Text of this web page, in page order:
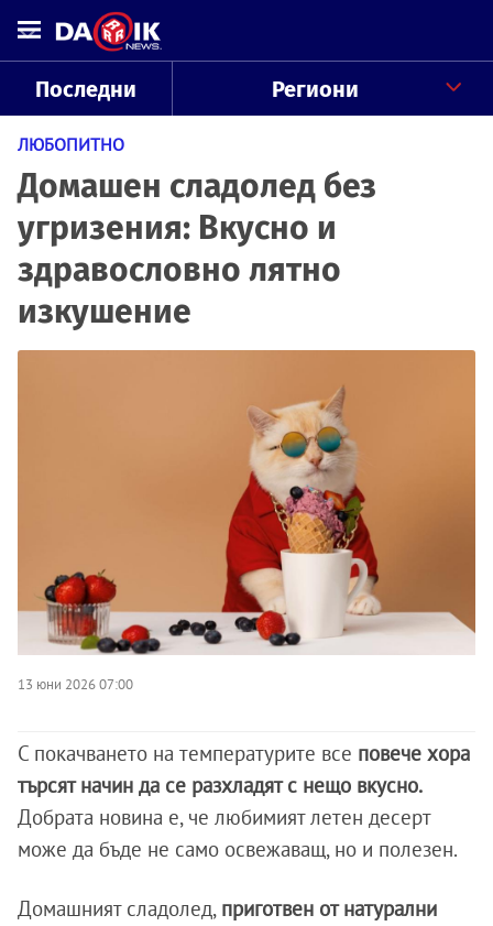
Последни Региони
ЛЮБОПИТНО
Домашен сладолед без
угризения: Вкусно и
здравословно лятно
изкушение
13 юни 2026 07:00
С покачването на температурите все повече хора
търсят начин да се разхладят с нещо вкусно.
Добрата новина е, че любимият летен десерт
може да бъде не само освежаващ, но и полезен.
Домашният сладолед, приготвен от натурални